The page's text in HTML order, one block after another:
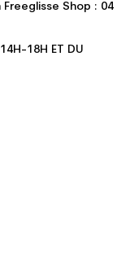
Shop : 04
18H ET DU